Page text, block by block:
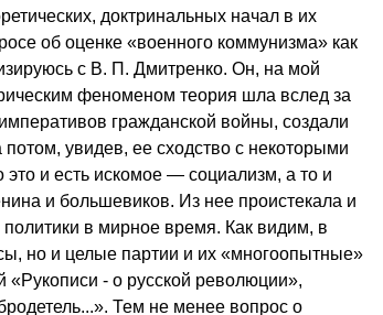
доктринальных начал в их
об оценке «военного коммунизма» как
с В. П. Дмитренко. Он, на мой
феноменом теория шла вслед за
гражданской войны, создали
увидев, ее сходство с некоторыми
и есть искомое — социализм, а то и
и большевиков. Из нее проистекала и
в мирное время. Как видим, в
но и целые партии и их «мно­гоопытные»
«Рукописи - о русской революции»,
Тем не менее вопрос о